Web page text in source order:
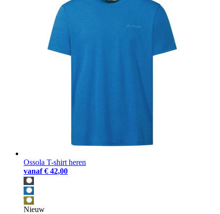
Ossola T-shirt heren
vanaf € 42,00
Nieuw